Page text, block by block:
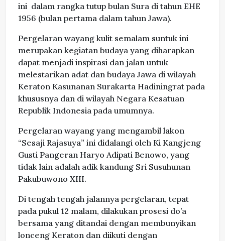
ini dalam rangka tutup bulan Sura di tahun EHE
1956 (bulan pertama dalam tahun Jawa).
Pergelaran wayang kulit semalam suntuk ini
merupakan kegiatan budaya yang diharapkan
dapat menjadi inspirasi dan jalan untuk
melestarikan adat dan budaya Jawa di wilayah
Keraton Kasunanan Surakarta Hadiningrat pada
khususnya dan di wilayah Negara Kesatuan
Republik Indonesia pada umumnya.
Pergelaran wayang yang mengambil lakon
“Sesaji Rajasuya” ini didalangi oleh Ki Kangjeng
Gusti Pangeran Haryo Adipati Benowo, yang
tidak lain adalah adik kandung Sri Susuhunan
Pakubuwono XIII.
Di tengah tengah jalannya pergelaran, tepat
pada pukul 12 malam, dilakukan prosesi do’a
bersama yang ditandai dengan membunyikan
lonceng Keraton dan diikuti dengan